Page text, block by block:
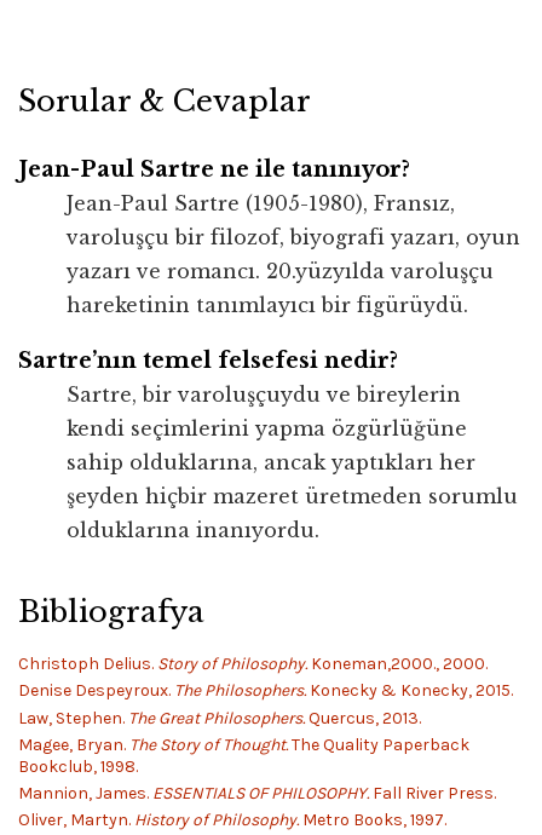
Sorular & Cevaplar
Jean-Paul Sartre ne ile tanınıyor?
Jean-Paul Sartre (1905-1980), Fransız,
varoluşçu bir filozof, biyografi yazarı, oyun
yazarı ve romancı. 20.yüzyılda varoluşçu
hareketinin tanımlayıcı bir figürüydü.
Sartre’nın temel felsefesi nedir?
Sartre, bir varoluşçuydu ve bireylerin
kendi seçimlerini yapma özgürlüğüne
sahip olduklarına, ancak yaptıkları her
şeyden hiçbir mazeret üretmeden sorumlu
olduklarına inanıyordu.
Bibliografya
Christoph Delius. Story of Philosophy.Koneman,2000., 2000.
Denise Despeyroux. The Philosophers.Konecky & Konecky, 2015.
Law, Stephen. The Great Philosophers.Quercus, 2013.
Magee, Bryan. The Story of Thought.The Quality Paperback
Bookclub, 1998.
Mannion, James. ESSENTIALS OF PHILOSOPHY.Fall River Press.
Oliver, Martyn. History of Philosophy.Metro Books, 1997.